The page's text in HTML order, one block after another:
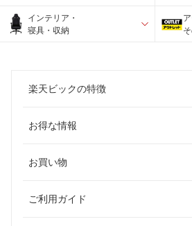
インテリア・
寝具・収納
楽天ビックの特徴
お得な情報
お買い物
ご利用ガイド